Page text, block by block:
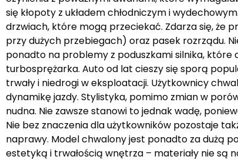
się kłopoty z układem chłodniczym i
drzwiach, które mogą przeciekać. Zdarza się, że
przy dużych przebiegach) oraz pasek rozrządu.
ponadto na problemy z poduszkami silnika, które
turbosprężarka. Auto od lat cieszy się sporą
trwały i niedrogi w eksploatacji. Użytkownicy
dynamikę jazdy. Stylistyka, pomimo zmian w
nudna. Nie zawsze stanowi to jednak wadę,
Nie bez znaczenia dla użytkowników pozostaje
naprawy. Model chwalony jest ponadto za dużą
estetyką i trwałością wnętrza – materiały nie są